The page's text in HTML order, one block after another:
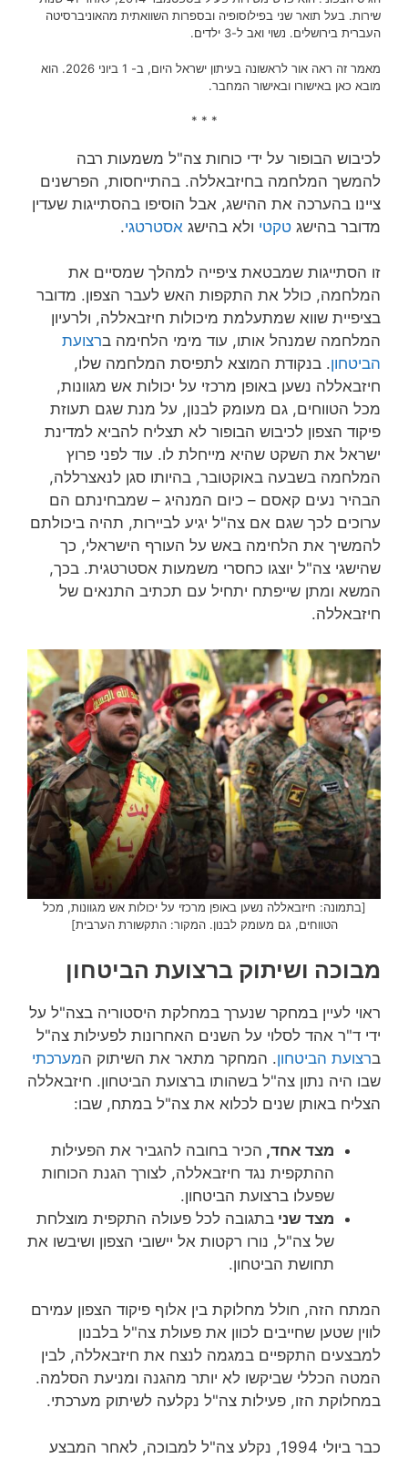
שירות‏. בעל תואר שני בפילוסופיה ובספרות השוואתית מהאוניברסיטה
העברית בירושלים. נשוי ואב ל-3 ילדים.
מאמר זה ראה אור לראשונה בעיתון ישראל היום, ב- 1 ביוני 2026. הוא
מובא כאן באישורו ובאישור המחבר.
* * *
לכיבוש הבופור על ידי כוחות צה"ל משמעות רבה
להמשך המלחמה בחיזבאללה. בהתייחסות, הפרשנים
ציינו בהערכה את ההישג, אבל הוסיפו בהסתייגות שעדין
מדובר בהישג טקטי ולא בהישג אסטרטגי.
זו הסתייגות שמבטאת ציפייה למהלך שמסיים את
המלחמה, כולל את התקפות האש לעבר הצפון. מדובר
בציפיית שווא שמתעלמת מיכולות חיזבאללה, ולרעיון
המלחמה שמנהל אותו, עוד מימי הלחימה ברצועת
הביטחון. בנקודת המוצא לתפיסת המלחמה שלו,
חיזבאללה נשען באופן מרכזי על יכולות אש מגוונות,
מכל הטווחים, גם מעומק לבנון, על מנת שגם תעוזת
פיקוד הצפון לכיבוש הבופור לא תצליח להביא למדינת
ישראל את השקט שהיא מייחלת לו. עוד לפני פרוץ
המלחמה בשבעה באוקטובר, בהיותו סגן לנאצרללה,
הבהיר נעים קאסם – כיום המנהיג – שמבחינתם הם
ערוכים לכך שגם אם צה"ל יגיע לביירות, תהיה ביכולתם
להמשיך את הלחימה באש על העורף הישראלי, כך
שהישגי צה"ל יוצגו כחסרי משמעות אסטרטגית. בכך,
המשא ומתן שייפתח יתחיל עם תכתיב התנאים של
חיזבאללה.
[בתמונה: חיזבאללה נשען באופן מרכזי על יכולות אש מגוונות, מכל
הטווחים, גם מעומק לבנון. המקור: התקשורת הערבית]
מבוכה ושיתוק ברצועת הביטחון
ראוי לעיין במחקר שנערך במחלקת היסטוריה בצה"ל על
ידי ד"ר אהד לסלוי על השנים האחרונות לפעילות צה"ל
ברצועת הביטחון. המחקר מתאר את השיתוק המערכתי
שבו היה נתון צה"ל בשהותו ברצועת הביטחון. חיזבאללה
הצליח באותן שנים לכלוא את צה"ל במתח, שבו:
מצד אחד, הכיר בחובה להגביר את הפעילות
ההתקפית נגד חיזבאללה, לצורך הגנת הכוחות
שפעלו ברצועת הביטחון.
מצד שני בתגובה לכל פעולה התקפית מוצלחת
של צה"ל, נורו רקטות אל יישובי הצפון ושיבשו את
תחושת הביטחון.
המתח הזה, חולל מחלוקת בין אלוף פיקוד הצפון עמירם
לווין שטען שחייבים לכוון את פעולת צה"ל בלבנון
למבצעים התקפיים במגמה לנצח את חיזבאללה, לבין
המטה הכללי שביקשו לא יותר מהגנה ומניעת הסלמה.
במחלוקת הזו, פעילות צה"ל נקלעה לשיתוק מערכתי.
כבר ביולי 1994, נקלע צה"ל למבוכה, לאחר המבצע